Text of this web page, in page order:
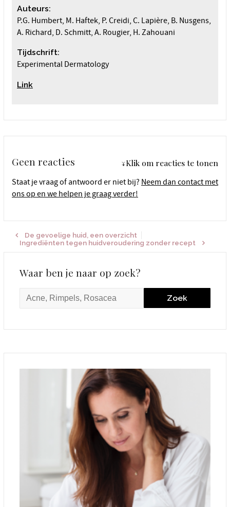
Auteurs:
P.G. Humbert, M. Haftek, P. Creidi, C. Lapière, B. Nusgens,
A. Richard, D. Schmitt, A. Rougier, H. Zahouani
Tijdschrift:
Experimental Dermatology
Link
Geen reacties ↓Klik om reacties te tonen
Staat je vraag of antwoord er niet bij? Neem dan contact met
ons op en we helpen je graag verder!
De gevoelige huid, een overzicht
Ingrediënten tegen huidveroudering zonder recept
Waar ben je naar op zoek?